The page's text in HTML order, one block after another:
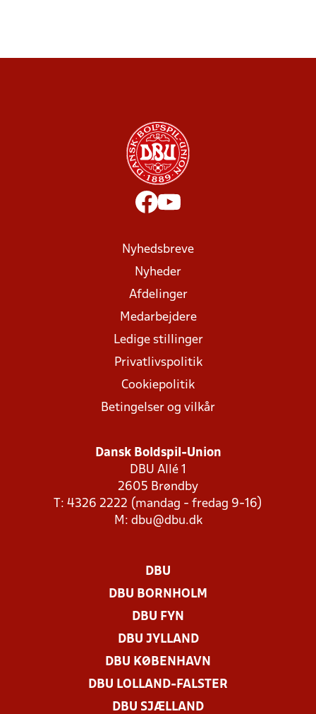
Nyhedsbreve
Nyheder
Afdelinger
Medarbejdere
Ledige stillinger
Privatlivspolitik
Cookiepolitik
Betingelser og vilkår
Dansk Boldspil-Union
DBU Allé 1
2605 Brøndby
T: 4326 2222 (mandag - fredag 9-16)
M: dbu@dbu.dk
DBU
DBU BORNHOLM
DBU FYN
DBU JYLLAND
DBU KØBENHAVN
DBU LOLLAND-FALSTER
DBU SJÆLLAND